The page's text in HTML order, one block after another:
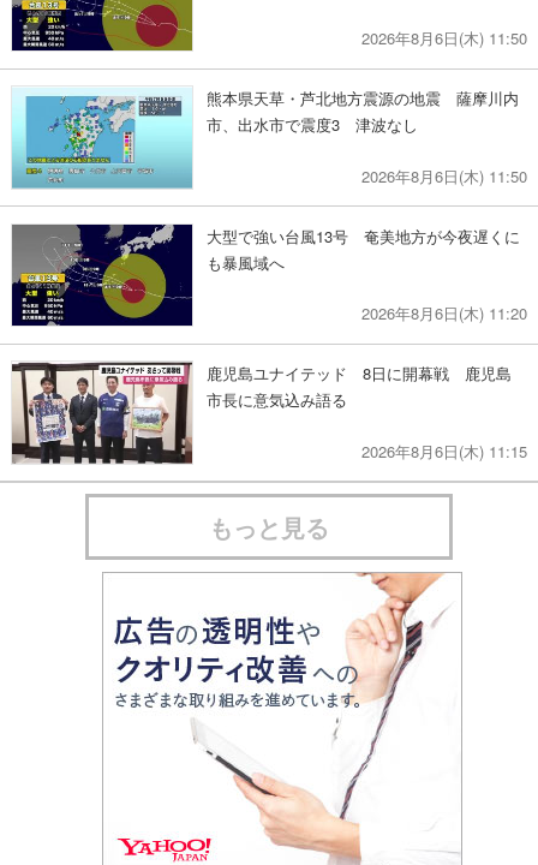
2026年8月6日(木) 11:50
熊本県天草・芦北地方震源の地震 薩摩川内
市、出水市で震度3 津波なし
2026年8月6日(木) 11:50
大型で強い台風13号 奄美地方が今夜遅くに
も暴風域へ
2026年8月6日(木) 11:20
鹿児島ユナイテッド 8日に開幕戦 鹿児島
市長に意気込み語る
2026年8月6日(木) 11:15
もっと見る